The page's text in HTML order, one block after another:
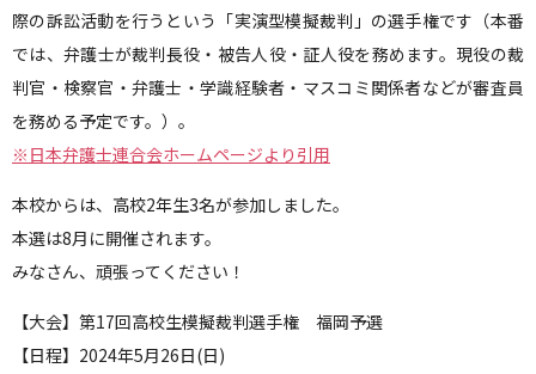
際の訴訟活動を行うという「実演型模擬裁判」の選手権です（本番
では、弁護士が裁判長役・被告人役・証人役を務めます。現役の裁
判官・検察官・弁護士・学識経験者・マスコミ関係者などが審査員
を務める予定です。）。
※日本弁護士連合会ホームページより引用
本校からは、高校2年生3名が参加しました。
本選は8月に開催されます。
みなさん、頑張ってください！
【大会】第17回高校生模擬裁判選手権 福岡予選
【日程】2024年5月26日(日)